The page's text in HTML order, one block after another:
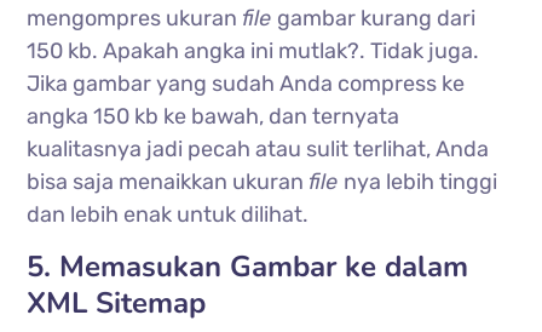
mengompres ukuran file gambar kurang dari
150 kb. Apakah angka ini mutlak?. Tidak juga.
Jika gambar yang sudah Anda compress ke
angka 150 kb ke bawah, dan ternyata
kualitasnya jadi pecah atau sulit terlihat, Anda
bisa saja menaikkan ukuran file nya lebih tinggi
dan lebih enak untuk dilihat.
5. Memasukan Gambar ke dalam
XML Sitemap